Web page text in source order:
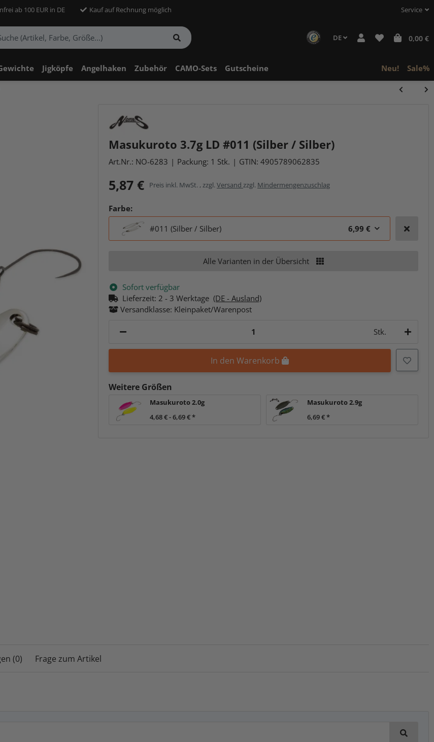
ab 100 EUR in DE Kauf auf Rechnung möglich Service
DE 0,00 €
Jigköpfe Angelhaken Zubehör CAMO-Sets Gutscheine Neu! Sale%
Masukuroto 3.7g LD #011 (Silber / Silber)
Art.Nr.: NO-6283 Packung: 1 Stk. GTIN: 4905789062835
5,87 € Preis inkl. MwSt. , zzgl. Versand zzgl. Mindermengenzuschlag
Farbe:
#011 (Silber / Silber)
6,99 €
Alle Varianten in der Übersicht
Sofort verfügbar
Lieferzeit: 2 - 3 Werktage (DE - Ausland)
Versandklasse: Kleinpaket/Warenpost
Stk.
In den Warenkorb
Weitere Größen
Masukuroto 2.0g
4,68 € -6,69 €*
Masukuroto 2.9g
6,69 €*
(0) Frage zum Artikel